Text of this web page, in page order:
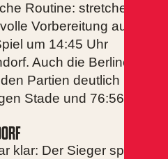
Routine: stretchen,
Vorbereitung auf
um 14:45 Uhr
Auch die Berliner
Partien deutlich
Stade und 76:56
klar: Der Sieger spielt